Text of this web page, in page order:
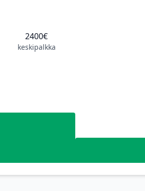
2400€
keskipalkka